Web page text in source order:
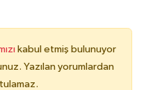
kabul etmiş bulunuyor
Yazılan yorumlardan